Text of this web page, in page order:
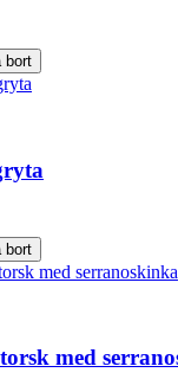
bort
bort
med